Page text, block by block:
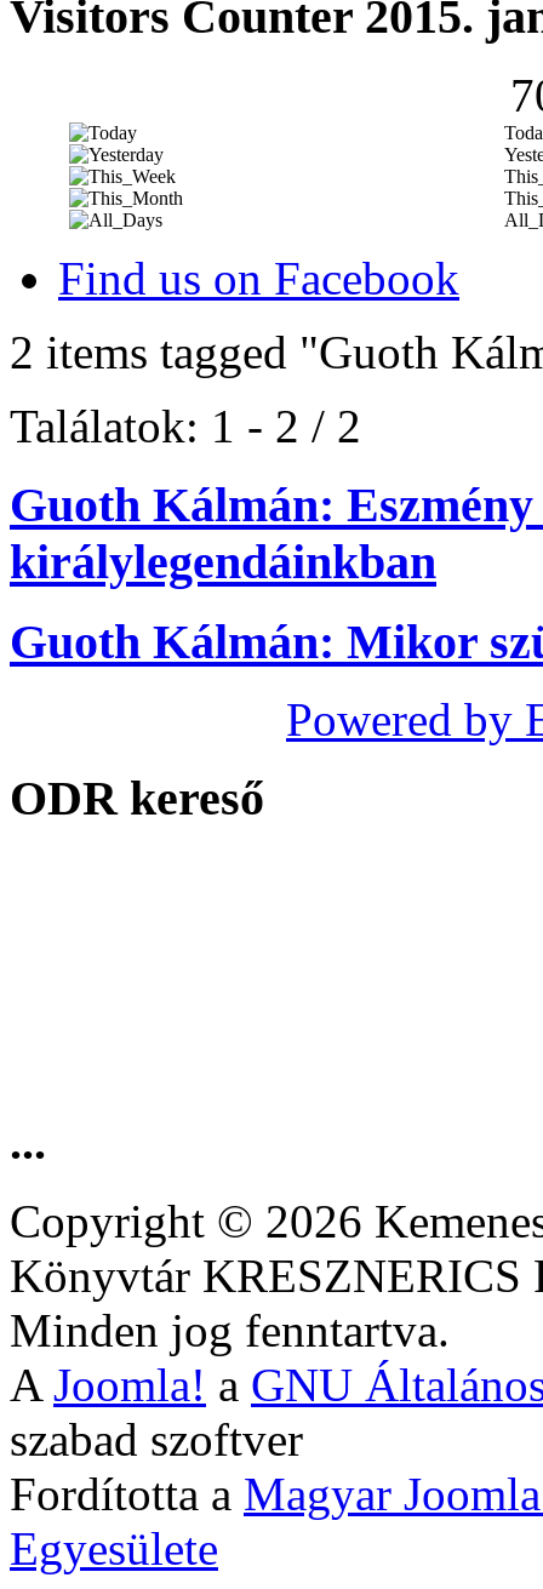
Visitors Counter 2015.
Find us on Facebook
2 items tagged "Guoth
Találatok: 1 - 2 / 2
Guoth Kálmán:
királylegendáinkban
Guoth Kálmán: Mikor
Powered by
ODR kereső
...
Copyright © 2026
Könyvtár
Minden jog fenntartva.
A Joomla! a GNU
szabad szoftver
Fordította a Magyar
Egyesülete